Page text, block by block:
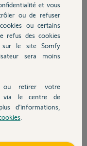
pas de retour d'état sur
est accepté que cela veut
et vous
ou de refuser
ou certains
refus des cookies
sur le site Somfy
sera moins
ou retirer votre
via le centre de
d’informations,